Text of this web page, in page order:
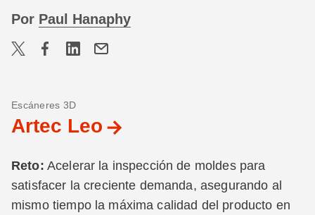
Por Paul Hanaphy
Escáneres 3D
Artec Leo
Reto: Acelerar la inspección de moldes para
satisfacer la creciente demanda, asegurando al
mismo tiempo la máxima calidad del producto en